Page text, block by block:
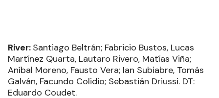
River: Santiago Beltrán; Fabricio Bustos, Lucas
Martínez Quarta, Lautaro Rivero, Matías Viña;
Aníbal Moreno, Fausto Vera; Ian Subiabre, Tomás
Galván, Facundo Colidio; Sebastián Driussi. DT:
Eduardo Coudet.